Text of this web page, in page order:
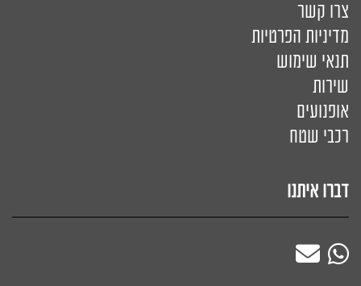
צרו קשר
מדיניות הפרטיות
תנאי שימוש
שירות
אופנועים
רכבי שטח
דברו איתנו